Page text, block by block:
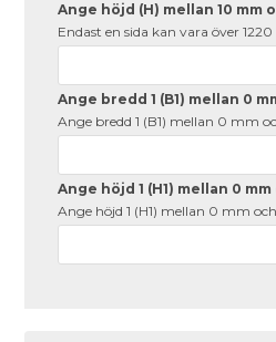
Ange höjd (H) mellan 10 mm
Endast en sida kan vara över
Ange bredd 1 (B1) mellan 0
Ange bredd 1 (B1) mellan 0 mm
Ange höjd 1 (H1) mellan 0
Ange höjd 1 (H1) mellan 0 mm